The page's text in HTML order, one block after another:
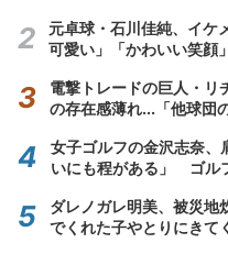
元卓球・石川佳純、イ
可愛い」「かわいい笑顔
電撃トレードの巨人・リ
の存在感薄れ...「他球団
女子ゴルフの金沢志奈、
いにも程がある」 ゴル
ダレノガレ明美、被災地
でくれた子やとりにきて